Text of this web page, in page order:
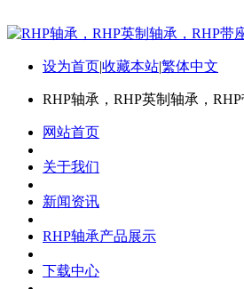
设为首页|收藏本站|繁体中文
RHP轴承，RHP英制轴承，
网站首页
关于我们
新闻资讯
RHP轴承产品展示
下载中心